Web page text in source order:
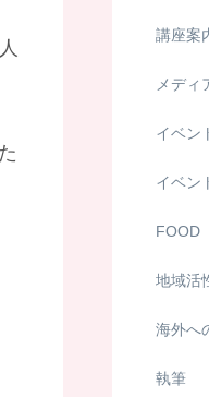
講座案
メディ
イベン
イベン
地域活
海外へ
執筆